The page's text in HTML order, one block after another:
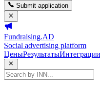
Submit application
Fundraising.AD
Social advertising platform
ЦеныРезультатыИнтеграции